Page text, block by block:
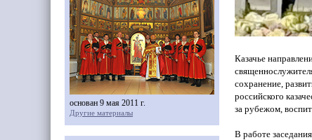
Казачье
сохранение,
российского
за рубежом,
В работе
основан 9 мая 2011 г.
Другие материалы